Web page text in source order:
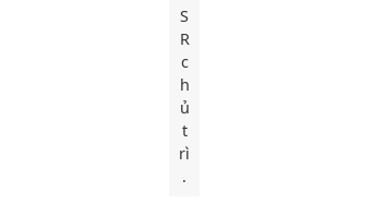
S
R
c
h
ủ
t
rì
.